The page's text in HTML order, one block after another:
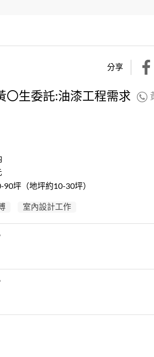
分享
〇生委託:油漆工程需求
坪（地坪約10-30坪）
室內設計工作